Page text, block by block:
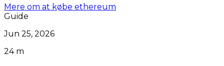
Mere om at købe ethereum
Guide
Jun 25, 2026
24 m